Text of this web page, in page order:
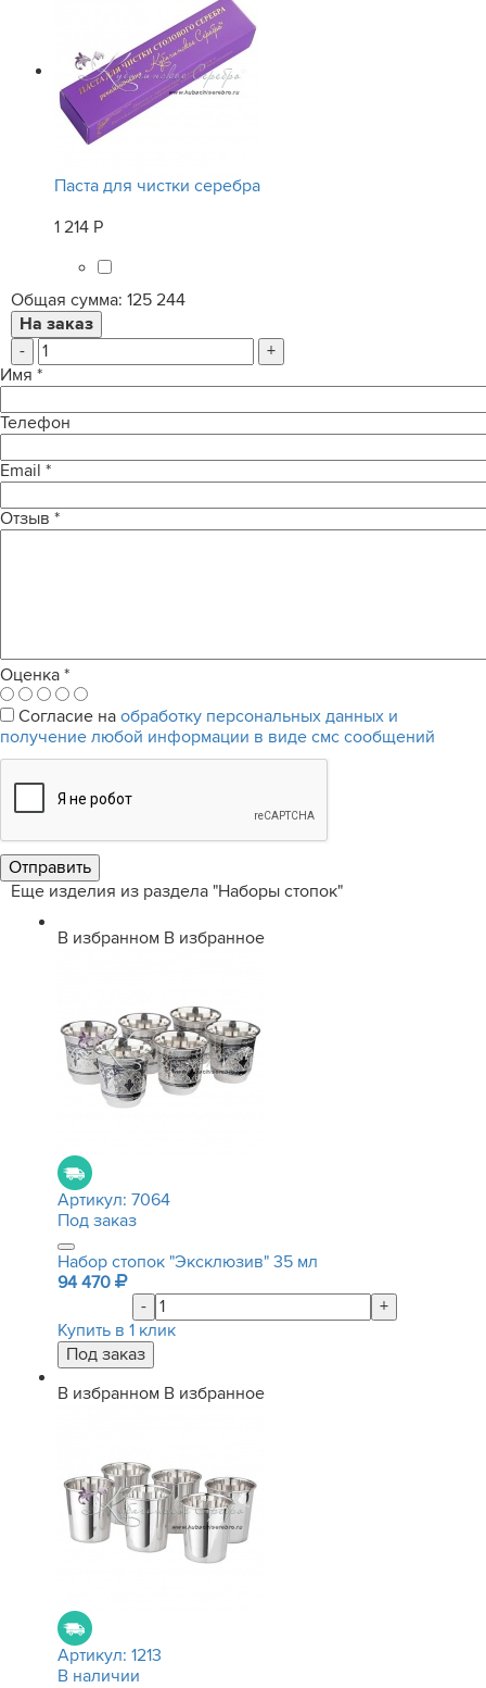
Паста для чистки серебра
1 214 Р
Общая сумма: 125 244
-
+
Имя *
Телефон
Email *
Отзыв *
Оценка *
Согласие на обработку персональных данных и
получение любой информации в виде смс сообщений
Еще изделия из раздела "Наборы стопок"
В избранном В избранное
Артикул: 7064
Под заказ
Набор стопок "Эксклюзив" 35 мл
94 470
-
+
Купить в 1 клик
В избранном В избранное
Артикул: 1213
В наличии